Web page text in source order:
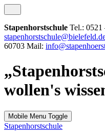
Stapenhorstschule Tel.: 0521
60703 Mail:
wollen's
Mobile Menu Toggle
Stapenhorstschule